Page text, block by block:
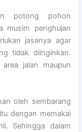
potong pohon
musim penghujan
jasanya agar
tidak diinginkan.
jalan maupun
oleh sembarang
dengan memakai
Sehingga dalam